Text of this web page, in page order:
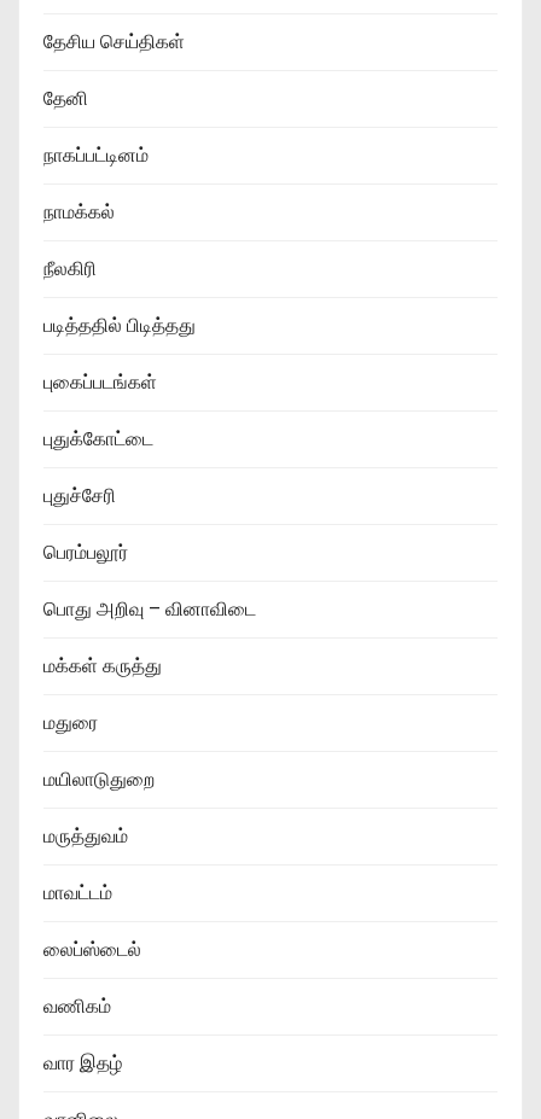
தேசிய செய்திகள்
தேனி
நாகப்பட்டினம்
நாமக்கல்
நீலகிரி
படித்ததில் பிடித்தது
புகைப்படங்கள்
புதுக்கோட்டை
புதுச்சேரி
பெரம்பலூர்
பொது அறிவு – வினாவிடை
மக்கள் கருத்து
மதுரை
மயிலாடுதுறை
மருத்துவம்
மாவட்டம்
லைப்ஸ்டைல்
வணிகம்
வார இதழ்